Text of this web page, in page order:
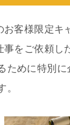
客様限定キ
をご依頼し
ために特別
。